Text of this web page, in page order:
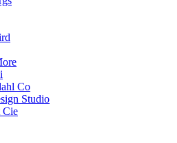
Co
Studio
Cie